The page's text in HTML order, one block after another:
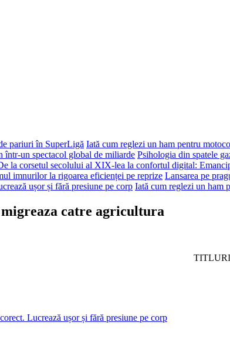
pariuri în SuperLigă Iată cum reglezi un ham pentru
într-un spectacol global de miliarde Psihologia din spatele
la corsetul secolului al XIX-lea la confortul digital:
imnurilor la rigoarea eficienței pe reprize Lansarea pe
ușor și fără presiune pe corp Iată cum reglezi un ham
catre agricultura
Lucrează ușor și fără presiune pe corp